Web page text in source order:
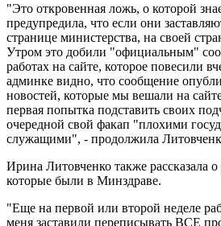
"Это откровенная ложь, о которой
предупредила, что если они
странице министерства, на своей
Утром это добили "официальным"
работах на сайте, которое повесили
админке видно, что сообщение
новостей, которые мы вешали на
первая попытка подставить своих
очередной свой факап "плохими
служащими", - продолжила
Ирина Литовченко также рассказала
которые были в Минздраве.
"Еще на первой или второй неделе
меня заставили переписывать ВСЕ